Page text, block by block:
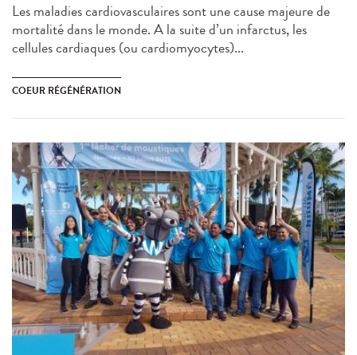
Les maladies cardiovasculaires sont une cause majeure de
mortalité dans le monde. A la suite d’un infarctus, les
cellules cardiaques (ou cardiomyocytes)...
COEUR RÉGÉNÉRATION